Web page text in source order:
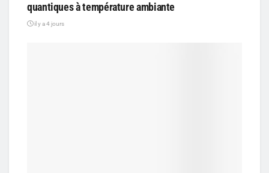
quantiques à température ambiante
il y a 4 jours